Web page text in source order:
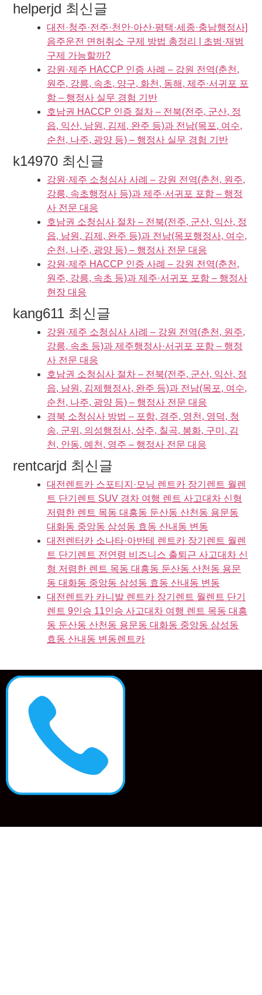
helperjd 최신글
대전·청주·전주·천안·아산·평택·세종·충남행정사]
음주운전 면허취소 구제 방법 총정리 | 초범·재범
구제 가능할까?
강원·제주 HACCP 인증 사례 – 강원 전역(춘천,
원주, 강릉, 속초, 양구, 화천, 동해, 제주·서귀포 포
함 – 행정사 실무 경험 기반
호남권 HACCP 인증 절차 – 전북(전주, 군산, 정
읍, 익산, 남원, 김제, 완주 등)과 전남(목포, 여수,
순천, 나주, 광양 등) – 행정사 실무 경험 기반
k14970 최신글
강원·제주 소청심사 사례 – 강원 전역(춘천, 원주,
강릉, 속초행정사 등)과 제주·서귀포 포함 – 행정
사 전문 대응
호남권 소청심사 절차 – 전북(전주, 군산, 익산, 정
읍, 남원, 김제, 완주 등)과 전남(목포행정사, 여수,
순천, 나주, 광양 등) – 행정사 전문 대응
강원·제주 HACCP 인증 사례 – 강원 전역(춘천,
원주, 강릉, 속초 등)과 제주·서귀포 포함 – 행정사
현장 대응
kang611 최신글
강원·제주 소청심사 사례 – 강원 전역(춘천, 원주,
강릉, 속초 등)과 제주행정사·서귀포 포함 – 행정
사 전문 대응
호남권 소청심사 절차 – 전북(전주, 군산, 익산, 정
읍, 남원, 김제행정사, 완주 등)과 전남(목포, 여수,
순천, 나주, 광양 등) – 행정사 전문 대응
경북 소청심사 방법 – 포항, 경주, 영천, 영덕, 청
송, 군위, 의성행정사, 상주, 칠곡, 봉화, 구미, 김
천, 안동, 예천, 영주 – 행정사 전문 대응
rentcarjd 최신글
대전렌트카 스포티지·모닝 렌트카 장기렌트 월렌
트 단기렌트 SUV 경차 여행 렌트 사고대차 신형
저렴한 렌트 목동 대흥동 둔산동 산천동 용문동
대화동 중앙동 삼성동 효동 산내동 변동
대전렌터카 소나타·아반테 렌트카 장기렌트 월렌
트 단기렌트 전연령 비즈니스 출퇴근 사고대차 신
형 저렴한 렌트 목동 대흥동 둔산동 산천동 용문
동 대화동 중앙동 삼성동 효동 산내동 변동
대전렌트카 카니발 렌트카 장기렌트 월렌트 단기
렌트 9인승 11인승 사고대차 여행 렌트 목동 대흥
동 둔산동 산천동 용문동 대화동 중앙동 삼성동
효동 산내동 변동렌트카